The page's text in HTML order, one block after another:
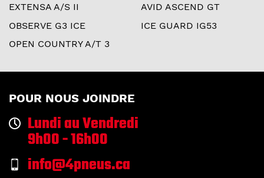
EXTENSA A/S II
OBSERVE G3 ICE
OPEN COUNTRY A/T 3
AVID ASCEND GT
ICE GUARD IG53
POUR NOUS JOINDRE
Lundi au Vendredi
9h00 - 16h00
info@4pneus.ca